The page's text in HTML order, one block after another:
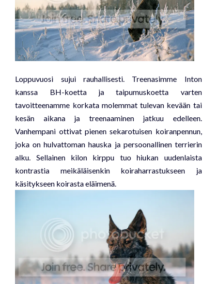
Loppuvuosi sujui rauhallisesti. Treenasimme Inton
kanssa BH-koetta ja taipumuskoetta varten
tavoitteenamme korkata molemmat tulevan kevään tai
kesän aikana ja treenaaminen jatkuu edelleen.
Vanhempani ottivat pienen sekarotuisen koiranpennun,
joka on hulvattoman hauska ja persoonallinen terrierin
alku. Sellainen kilon kirppu tuo hiukan uudenlaista
kontrastia meikäläisenkin koiraharrastukseen ja
käsitykseen koirasta eläimenä.